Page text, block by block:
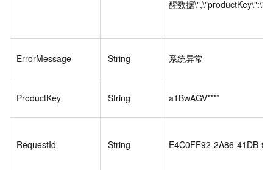
醒数据
ErrorMessage String 系统异常
ProductKey String a1BwAGV****
RequestId String E4C0FF92-2A86-41DB-